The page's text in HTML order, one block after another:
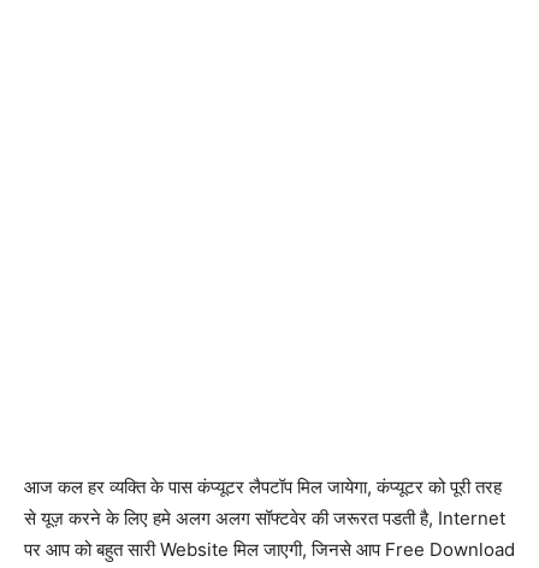
आज कल हर व्यक्ति के पास कंप्यूटर लैपटॉप मिल जायेगा, कंप्यूटर को पूरी तरह
से यूज़ करने के लिए हमे अलग अलग सॉफ्टवेर की जरूरत पडती है, Internet
पर आप को बहुत सारी Website मिल जाएगी, जिनसे आप Free Download